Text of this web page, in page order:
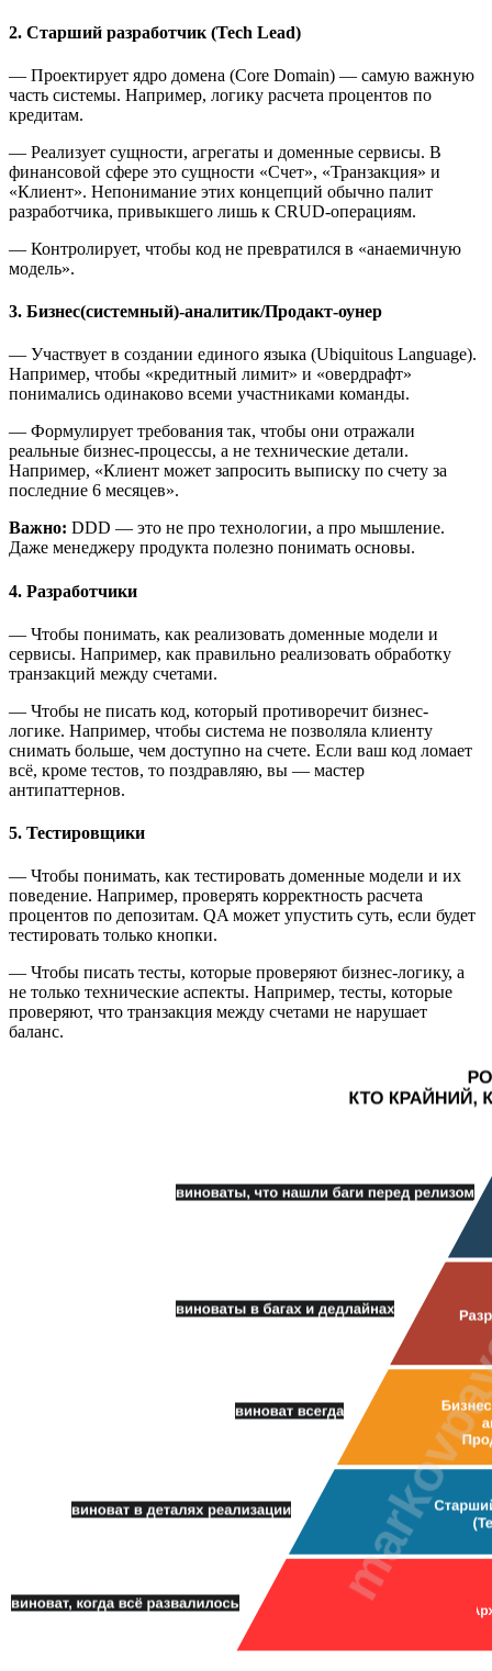
2. Старший разработчик (Tech Lead)
— Проектирует ядро домена (Core Domain) — самую важную
часть системы. Например, логику расчета процентов по
кредитам.
— Реализует сущности, агрегаты и доменные сервисы. В
финансовой сфере это сущности «Счет», «Транзакция» и
«Клиент». Непонимание этих концепций обычно палит
разработчика, привыкшего лишь к CRUD-операциям.
— Контролирует, чтобы код не превратился в «анаемичную
модель».
3. Бизнес(системный)-аналитик/Продакт-оунер
— Участвует в создании единого языка (Ubiquitous Language).
Например, чтобы «кредитный лимит» и «овердрафт»
понимались одинаково всеми участниками команды.
— Формулирует требования так, чтобы они отражали
реальные бизнес-процессы, а не технические детали.
Например, «Клиент может запросить выписку по счету за
последние 6 месяцев».
Важно: DDD — это не про технологии, а про мышление.
Даже менеджеру продукта полезно понимать основы.
4. Разработчики
— Чтобы понимать, как реализовать доменные модели и
сервисы. Например, как правильно реализовать обработку
транзакций между счетами.
— Чтобы не писать код, который противоречит бизнес-
логике. Например, чтобы система не позволяла клиенту
снимать больше, чем доступно на счете. Если ваш код ломает
всё, кроме тестов, то поздравляю, вы — мастер
антипаттернов.
5. Тестировщики
— Чтобы понимать, как тестировать доменные модели и их
поведение. Например, проверять корректность расчета
процентов по депозитам. QA может упустить суть, если будет
тестировать только кнопки.
— Чтобы писать тесты, которые проверяют бизнес-логику, а
не только технические аспекты. Например, тесты, которые
проверяют, что транзакция между счетами не нарушает
баланс.